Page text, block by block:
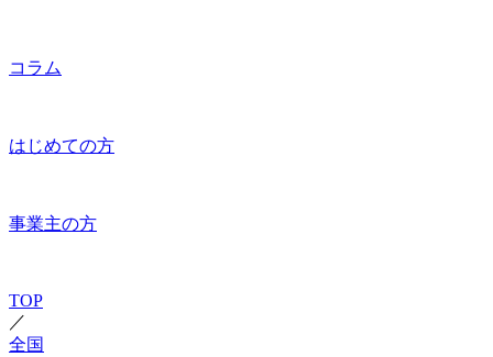
コラム
はじめての方
事業主の方
TOP
／
全国